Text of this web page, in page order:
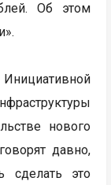
Об этом
нового
давно,
сделать это